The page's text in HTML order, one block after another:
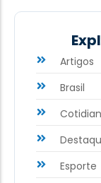
Artigos
Brasil
Esporte